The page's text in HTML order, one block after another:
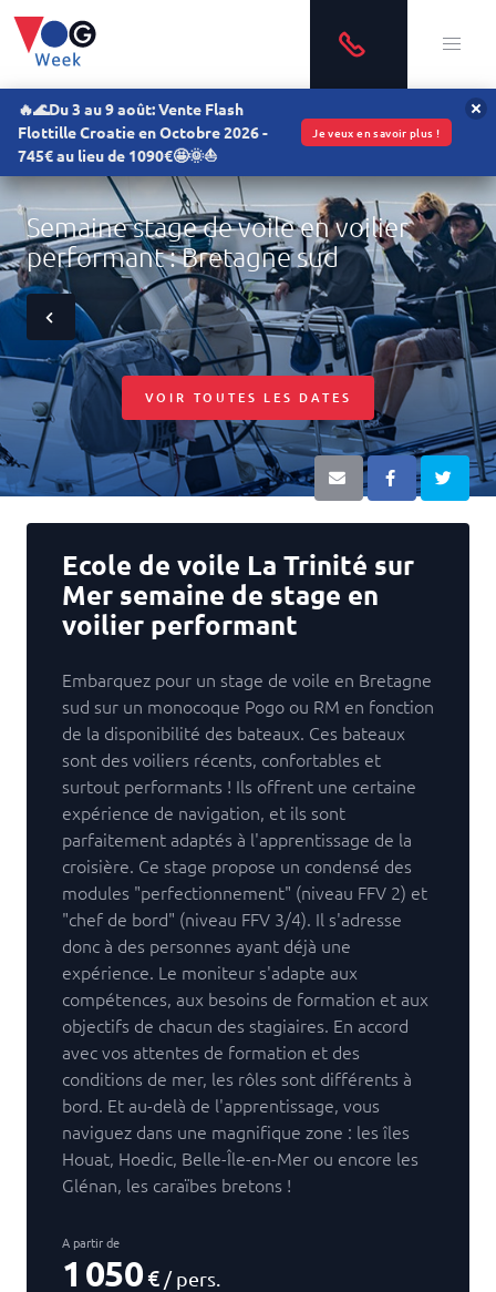
🔥🌊Du 3 au 9 août: Vente Flash
Flottille Croatie en Octobre 2026 -
745€ au lieu de 1090€🤩🌞⛵
Je veux en savoir plus !
Semaine stage de voile en voilier
performant : Bretagne sud
VOIR TOUTES LES DATES
Ecole de voile La Trinité sur
Mer semaine de stage en
voilier performant
Embarquez pour un stage de voile en Bretagne
sud sur un monocoque Pogo ou RM en fonction
de la disponibilité des bateaux. Ces bateaux
sont des voiliers récents, confortables et
surtout performants ! Ils offrent une certaine
expérience de navigation, et ils sont
parfaitement adaptés à l'apprentissage de la
croisière. Ce stage propose un condensé des
modules "perfectionnement" (niveau FFV 2) et
"chef de bord" (niveau FFV 3/4). Il s'adresse
donc à des personnes ayant déjà une
expérience. Le moniteur s'adapte aux
compétences, aux besoins de formation et aux
objectifs de chacun des stagiaires. En accord
avec vos attentes de formation et des
conditions de mer, les rôles sont différents à
bord. Et au-delà de l'apprentissage, vous
naviguez dans une magnifique zone : les îles
Houat, Hoedic, Belle-Île-en-Mer ou encore les
Glénan, les caraïbes bretons !
A partir de
1 050 € / pers.